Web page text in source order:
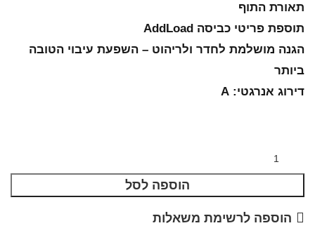
תאורת התוף
תוספת פריטי כביסה AddLoad
הגנה מושלמת לחדר ולריהוט – השפעת עיבוי הטובה
ביותר
דירוג אנרגטי: A
הוספה לסל
הוספה לרשימת משאלות